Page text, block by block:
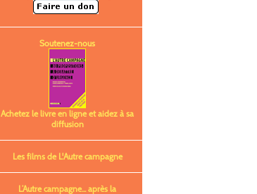
Soutenez-nous
Achetez le livre en ligne et aidez à sa
diffusion
Les films de L'Autre campagne
L’Autre campagne... après la